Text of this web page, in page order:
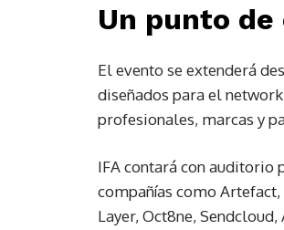
Un punto
El evento se extenderá
diseñados para el
profesionales, marcas y
IFA contará con auditorio
compañías como
Layer, Oct8ne,